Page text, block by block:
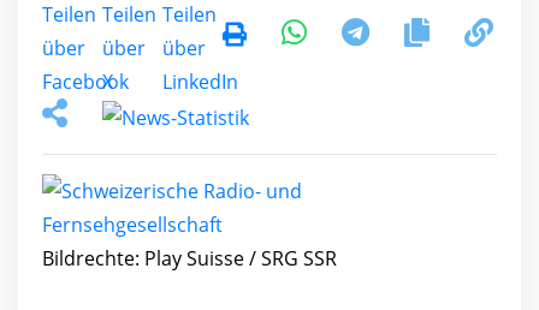
Bildrechte: Play Suisse / SRG SSR